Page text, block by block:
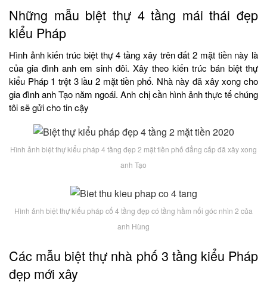
Những mẫu biệt thự 4 tầng mái thái đẹp
kiểu Pháp
Hình ảnh kiến trúc biệt thự 4 tầng xây trên đất 2 mặt tiền này là
của gia đình anh em sinh đôi. Xây theo kiến trúc bán biệt thự
kiểu Pháp 1 trệt 3 lầu 2 mặt tiền phố. Nhà này đã xây xong cho
gia đình anh Tạo năm ngoái. Anh chị cần hình ảnh thực tế chúng
tôi sẽ gửi cho tin cậy
Hình ảnh biệt thự kiểu pháp 4 tầng đẹp 2 mặt tiền phố đẳng cấp đã xây xong
anh Tạo
Hình ảnh biệt thự kiểu pháp cổ 4 tầng đẹp có tầng hầm nổi góc nhìn 2 của
anh Hùng
Các mẫu biệt thự nhà phố 3 tầng kiểu Pháp
đẹp mới xây